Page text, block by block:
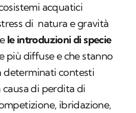
acquatici
di natura e gravità
le introduzioni di specie
più diffuse e che stanno
determinati contesti
di perdita di
ibridazione,